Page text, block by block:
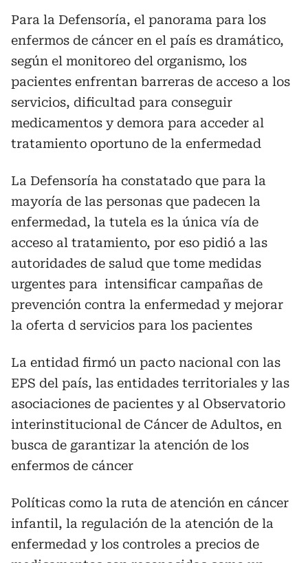
Para la Defensoría, el panorama para los
enfermos de cáncer en el país es dramático,
según el monitoreo del organismo, los
pacientes enfrentan barreras de acceso a los
servicios, dificultad para conseguir
medicamentos y demora para acceder al
tratamiento oportuno de la enfermedad
La Defensoría ha constatado que para la
mayoría de las personas que padecen la
enfermedad, la tutela es la única vía de
acceso al tratamiento, por eso pidió a las
autoridades de salud que tome medidas
urgentes para intensificar campañas de
prevención contra la enfermedad y mejorar
la oferta d servicios para los pacientes
La entidad firmó un pacto nacional con las
EPS del país, las entidades territoriales y las
asociaciones de pacientes y al Observatorio
interinstitucional de Cáncer de Adultos, en
busca de garantizar la atención de los
enfermos de cáncer
Políticas como la ruta de atención en cáncer
infantil, la regulación de la atención de la
enfermedad y los controles a precios de